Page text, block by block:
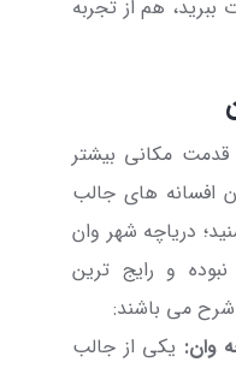
ببرید، هم از تجربه
قدمت مکانی بیشتر
افسانه های جالب
دریاچه شهر وان
و رایج ترین
شرح می باشند:
وان: یکی از جالب